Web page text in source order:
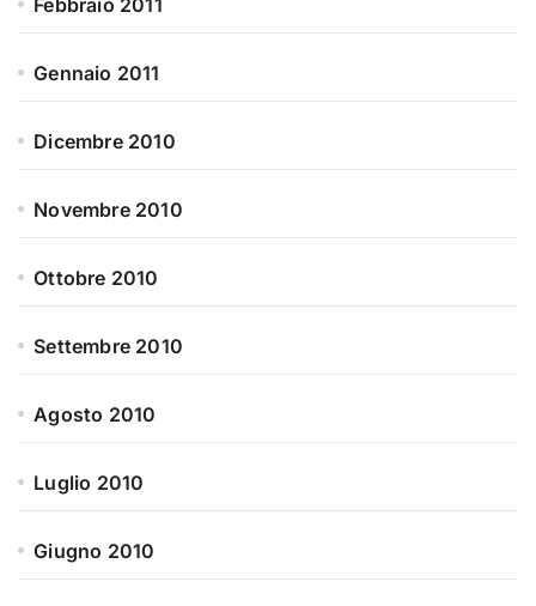
Febbraio 2011
Gennaio 2011
Dicembre 2010
Novembre 2010
Ottobre 2010
Settembre 2010
Agosto 2010
Luglio 2010
Giugno 2010